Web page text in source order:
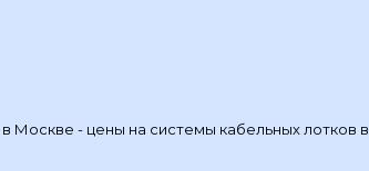
Москве - цены на системы кабельных лотков в